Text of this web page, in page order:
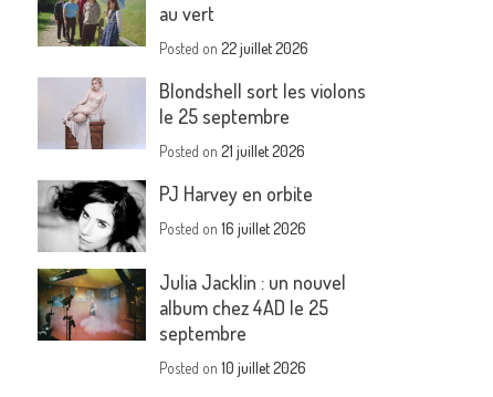
au vert
Posted on22 juillet 2026
Blondshell sort les violons
le 25 septembre
Posted on21 juillet 2026
PJ Harvey en orbite
Posted on16 juillet 2026
Julia Jacklin : un nouvel
album chez 4AD le 25
septembre
Posted on10 juillet 2026